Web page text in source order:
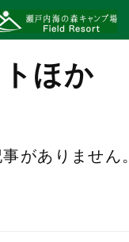
ほか
がありません。